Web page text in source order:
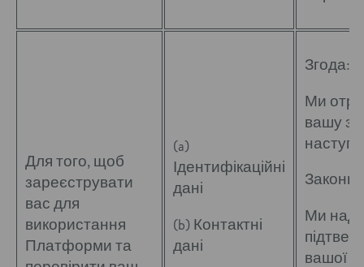
Для того, щоб
зареєструвати
вас для
використання
Платформи та
(a)
Ідентифікаційні
дані
(b) Контактні
дані
Згода:
Ми
вашу
Ми
вашої